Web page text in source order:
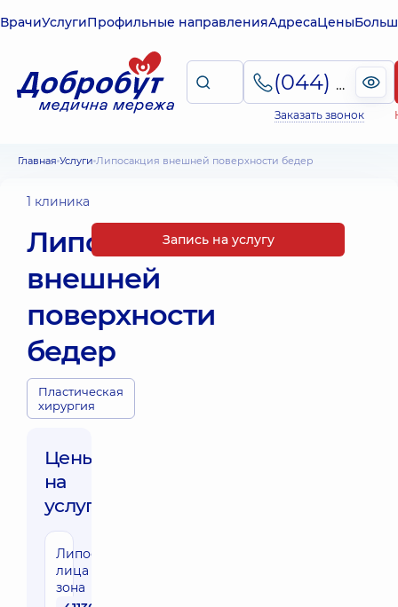
ВрачиУслугиПрофильные направленияАдресаЦены
(044) 495-2-888
Заказать звонок
Главная Услуги Липосакция внешней поверхности бедер
1 клиника
Липосакция
внешней
поверхности
бедер
Пластическая
хирургия
Цены
на
услуги:
Липосакция
лица - одна
зона
Запись на услугу